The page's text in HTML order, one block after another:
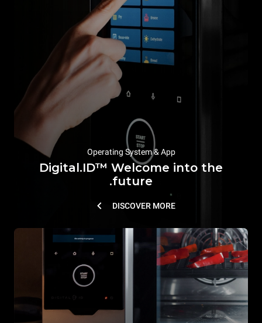
Operating System & App
Digital.ID™ Welcome into the
future.
DISCOVER MORE